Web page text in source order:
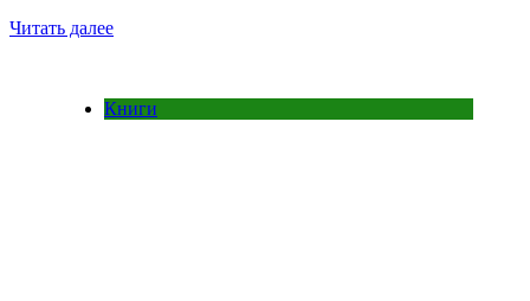
Читать далее
Книги